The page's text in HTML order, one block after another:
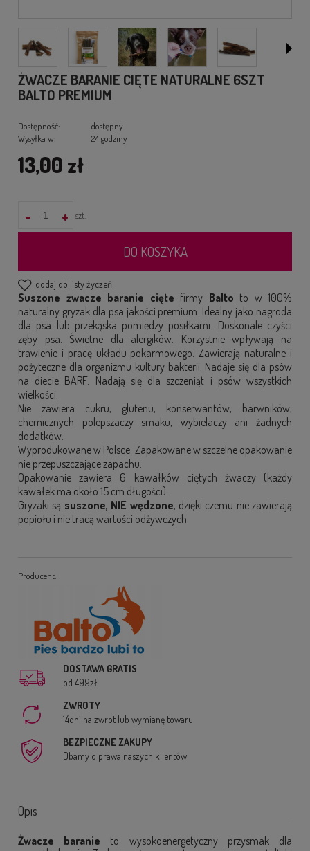
ŻWACZE BARANIE CIĘTE NATURALNE 6SZT
BALTO PREMIUM
Dostępność:
dostępny
Wysyłka w:
24 godziny
13,00 zł
+
- szt.
DO KOSZYKA
dodaj do listy życzeń
Suszone żwacze baranie cięte firmy Balto to w 100%
naturalny gryzak dla psa jakości premium. Idealny jako nagroda
dla psa lub przekąska pomiędzy posiłkami. Doskonale czyści
zęby psa. Świetne dla alergików. Korzystnie wpływają na
trawienie i pracę układu pokarmowego. Zawierają naturalne i
pożyteczne dla organizmu kultury bakterii. Nadaje się dla psów
na diecie BARF. Nadają się dla szczeniąt i psów wszystkich
wielkości.
Nie zawiera cukru, glutenu, konserwantów, barwników,
chemicznych polepszaczy smaku, wybielaczy ani żadnych
dodatków.
Wyprodukowane w Polsce. Zapakowane w szczelne opakowanie
nie przepuszczające zapachu.
Opakowanie zawiera 6 kawałków ciętych żwaczy (każdy
kawałek ma około 15 cm długości).
Gryzaki są suszone, NIE wędzone, dzięki czemu nie zawierają
popiołu i nie tracą wartości odżywczych.
Producent:
DOSTAWA GRATIS
od 499zł
ZWROTY
14dni na zwrot lub wymianę towaru
BEZPIECZNE ZAKUPY
Dbamy o prawa naszych klientów
Opis
Żwacze baranie to wysokoenergetyczny przysmak dla